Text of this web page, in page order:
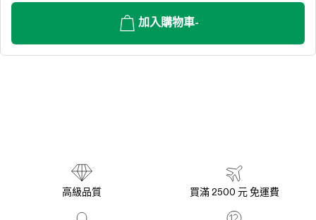
加入購物車-
高級品質 買滿 2500 元 免運費